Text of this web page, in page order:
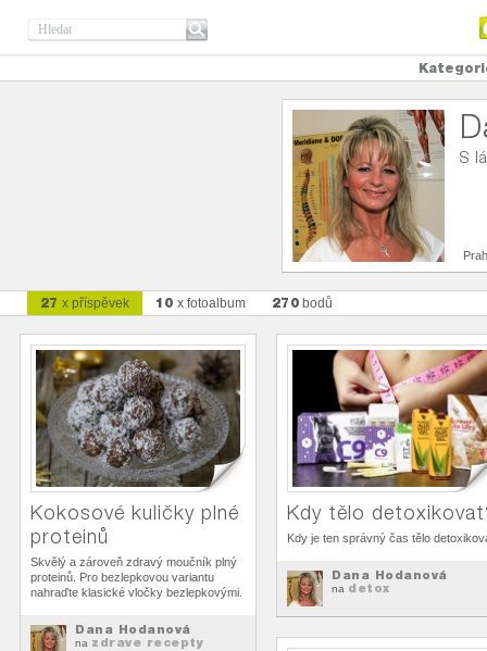
S
27 x příspěvek 10 x fotoalbum 270 bodů
Kokosové kuličky plné
proteinů
Skvělý a zároveň zdravý moučník plný
proteinů. Pro bezlepkovou variantu
nahraďte klasické vločky bezlepkovými.
Dana Hodanová
na zdrave recepty
Kdy tělo
Kdy je ten správný čas tělo
Dana Hodanová
na detox